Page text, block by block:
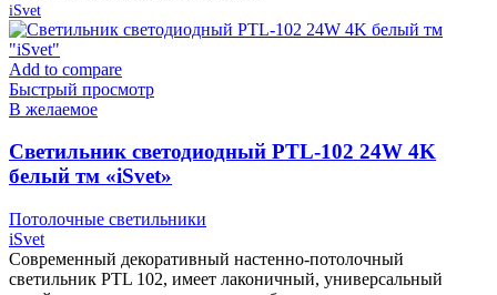
iSvet
Add to compare
Быстрый просмотр
В желаемое
Cветильник светодиодный PTL-102 24W 4K
белый тм «iSvet»
Потолочные светильники
iSvet
Современный декоративный настенно-потолочный
светильник PTL 102, имеет лаконичный, универсальный